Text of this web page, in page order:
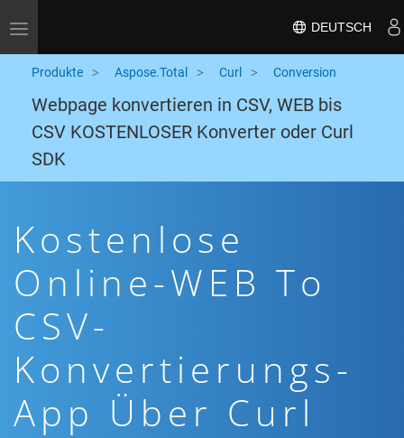
Toggle navigation DEUTSCH
Produkte Aspose.Total Curl Conversion
Webpage konvertieren in CSV, WEB bis
CSV KOSTENLOSER Konverter oder Curl
SDK
Kostenlose
Online-WEB To
CSV-
Konvertierungs-
App Über Curl